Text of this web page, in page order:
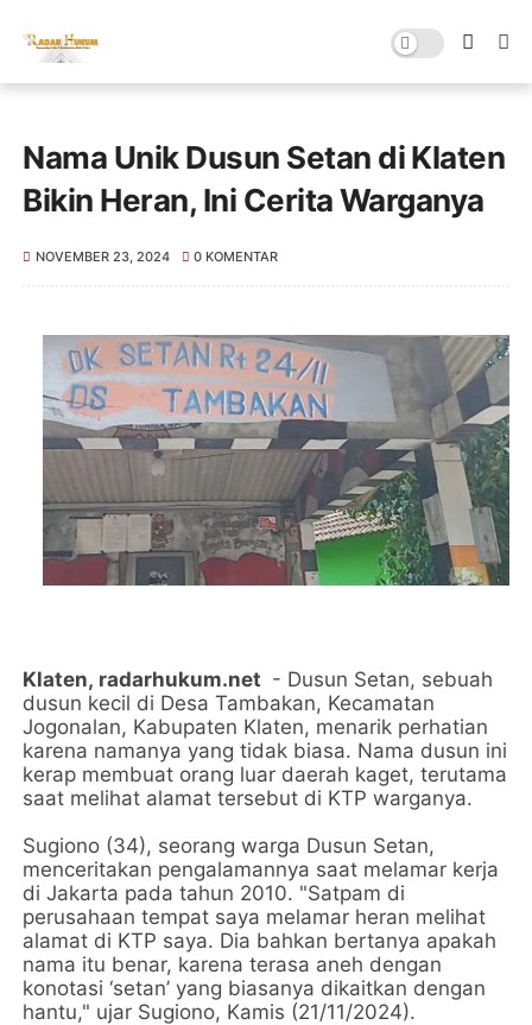
Nama Unik Dusun Setan di Klaten
Bikin Heran, Ini Cerita Warganya
NOVEMBER 23, 2024 0 KOMENTAR
Klaten, radarhukum.net - Dusun Setan, sebuah
dusun kecil di Desa Tambakan, Kecamatan
Jogonalan, Kabupaten Klaten, menarik perhatian
karena namanya yang tidak biasa. Nama dusun ini
kerap membuat orang luar daerah kaget, terutama
saat melihat alamat tersebut di KTP warganya.
Sugiono (34), seorang warga Dusun Setan,
menceritakan pengalamannya saat melamar kerja
di Jakarta pada tahun 2010. "Satpam di
perusahaan tempat saya melamar heran melihat
alamat di KTP saya. Dia bahkan bertanya apakah
nama itu benar, karena terasa aneh dengan
konotasi ‘setan’ yang biasanya dikaitkan dengan
hantu," ujar Sugiono, Kamis (21/11/2024).